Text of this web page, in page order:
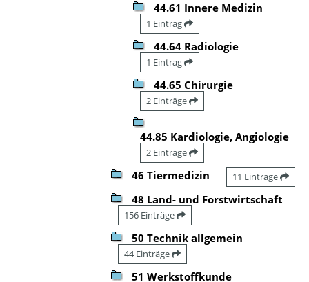
44.61 Innere Medizin
1 Eintrag
44.64 Radiologie
1 Eintrag
44.65 Chirurgie
2 Einträge
44.85 Kardiologie, Angiologie
2 Einträge
46 Tiermedizin 11 Einträge
48 Land- und Forstwirtschaft
156 Einträge
50 Technik allgemein
44 Einträge
51 Werkstoffkunde